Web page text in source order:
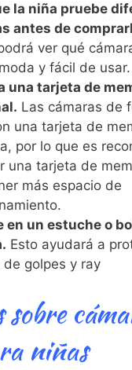
la niña pruebe
antes de
ver qué
y fácil de usar.
una tarjeta de
Las cámaras de
una tarjeta de
por lo que es
una tarjeta de
más espacio de
en un estuche o
Esto ayudará a
de golpes y ray
sobre
niñas